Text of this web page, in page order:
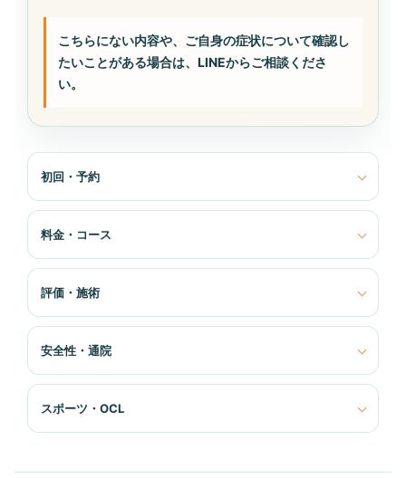
こちらにない内容や、ご自身の症状について確認し
たいことがある場合は、LINEからご相談くださ
い。
初回・予約
料金・コース
評価・施術
安全性・通院
スポーツ・OCL